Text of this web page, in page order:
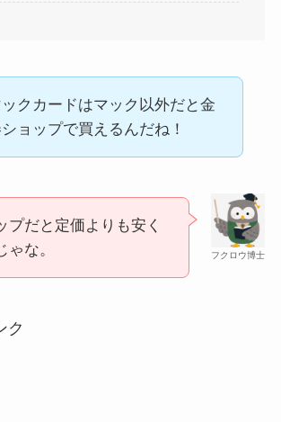
クカードはマック以外だと金
ョップで買えるんだね！
フクロウ博士
プだと定価よりも安く
ゃな。
ク